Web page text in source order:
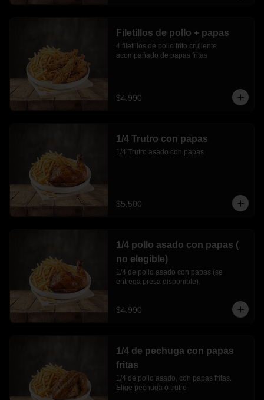
Filetillos de pollo + papas
4 filetillos de pollo frito crujiente
acompañado de papas fritas
$4.990
1/4 Trutro con papas
1/4 Trutro asado con papas
$5.500
1/4 pollo asado con papas (
no elegible)
1/4 de pollo asado con papas (se
entrega presa disponible).
$4.990
1/4 de pechuga con papas
fritas
1/4 de pollo asado, con papas fritas.
Elige pechuga o trutro